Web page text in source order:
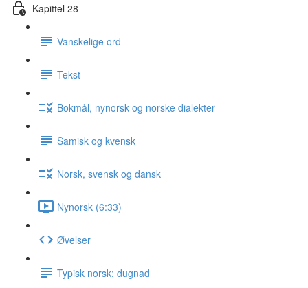
Kapittel 28
Vanskelige ord
Tekst
Bokmål, nynorsk og norske dialekter
Samisk og kvensk
Norsk, svensk og dansk
Nynorsk (6:33)
Øvelser
Typisk norsk: dugnad